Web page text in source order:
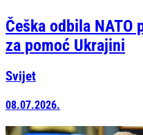
Češka odbila NATO
za pomoć Ukrajini
Svijet
08.07.2026.